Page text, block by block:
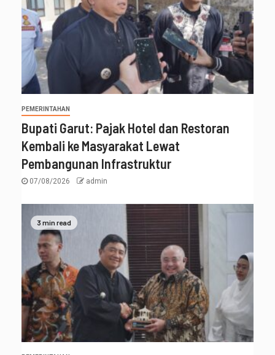
PEMERINTAHAN
Bupati Garut: Pajak Hotel dan Restoran
Kembali ke Masyarakat Lewat
Pembangunan Infrastruktur
07/08/2026 admin
3 min read